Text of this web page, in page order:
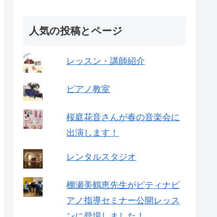
人気の投稿とページ
レッスン・講師紹介
ピアノ教室
桜庭花音さんが春の音楽会に
出演します！
レンタルスタジオ
棚瀬美鶴恵先生がピティナピ
アノ指導セミナー公開レッス